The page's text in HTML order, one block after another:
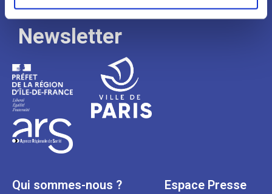
Newsletter
Qui sommes-nous ?
Espace Presse